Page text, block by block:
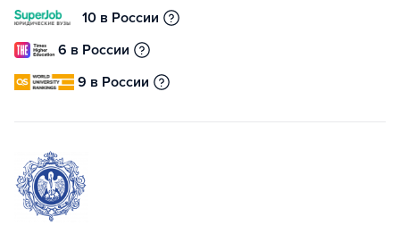
10 в России
6 в России
9 в России